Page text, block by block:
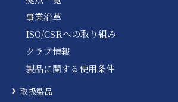
事業沿革
ISO/CSRへの取り組み
クラブ情報
製品に関する使用条件
取扱製品